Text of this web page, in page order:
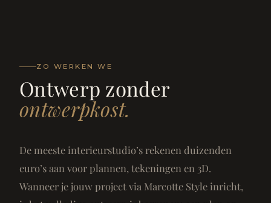
ZO WERKEN WE
Ontwerp zonder
ontwerpkost.
De meeste interieurstudio’s rekenen duizenden
euro’s aan voor plannen, tekeningen en 3D.
Wanneer je jouw project via Marcotte Style inricht,